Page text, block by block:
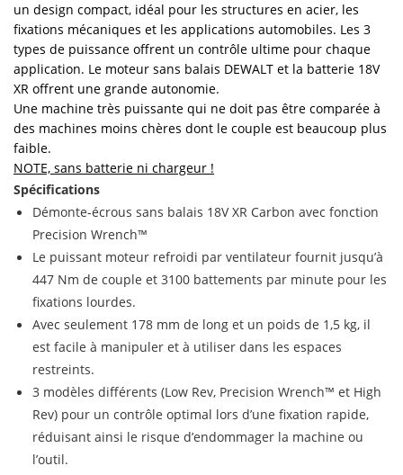
un design compact, idéal pour les structures en acier, les
fixations mécaniques et les applications automobiles. Les 3
types de puissance offrent un contrôle ultime pour chaque
application. Le moteur sans balais DEWALT et la batterie 18V
XR offrent une grande autonomie.
Une machine très puissante qui ne doit pas être comparée à
des machines moins chères dont le couple est beaucoup plus
faible.
NOTE, sans batterie ni chargeur !
Spécifications
Démonte-écrous sans balais 18V XR Carbon avec fonction
Precision Wrench™
Le puissant moteur refroidi par ventilateur fournit jusqu’à
447 Nm de couple et 3100 battements par minute pour les
fixations lourdes.
Avec seulement 178 mm de long et un poids de 1,5 kg, il
est facile à manipuler et à utiliser dans les espaces
restreints.
3 modèles différents (Low Rev, Precision Wrench™ et High
Rev) pour un contrôle optimal lors d’une fixation rapide,
réduisant ainsi le risque d’endommager la machine ou
l’outil.